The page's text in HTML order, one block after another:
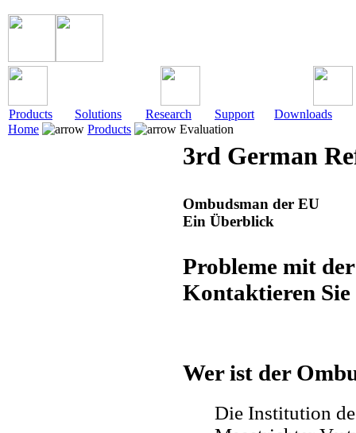
Products Solutions Research Support
Downloads
Home
Products Evaluation
3rd German
Ombudsman der EU
Ein Überblick
Probleme mit
Kontaktieren
Wer ist der
Die Institution